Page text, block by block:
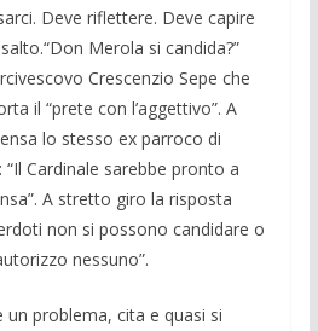
Deve riflettere. Deve capire
Merola si candida?”
Crescenzio Sepe che
il “prete con l’aggettivo”. A
lo stesso ex parroco di
Cardinale sarebbe pronto a
A stretto giro la risposta
non si possono candidare o
nessuno”.
problema, cita e quasi si